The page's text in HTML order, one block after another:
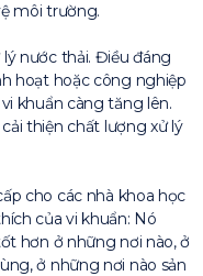
môi trường.
nước thải. Điều đáng
hoạt hoặc công nghiệp
khuẩn càng tăng lên.
thiện chất lượng xử lý
cho các nhà khoa học
của vi khuẩn: Nó
hơn ở những nơi nào, ở
ở những nơi nào sản